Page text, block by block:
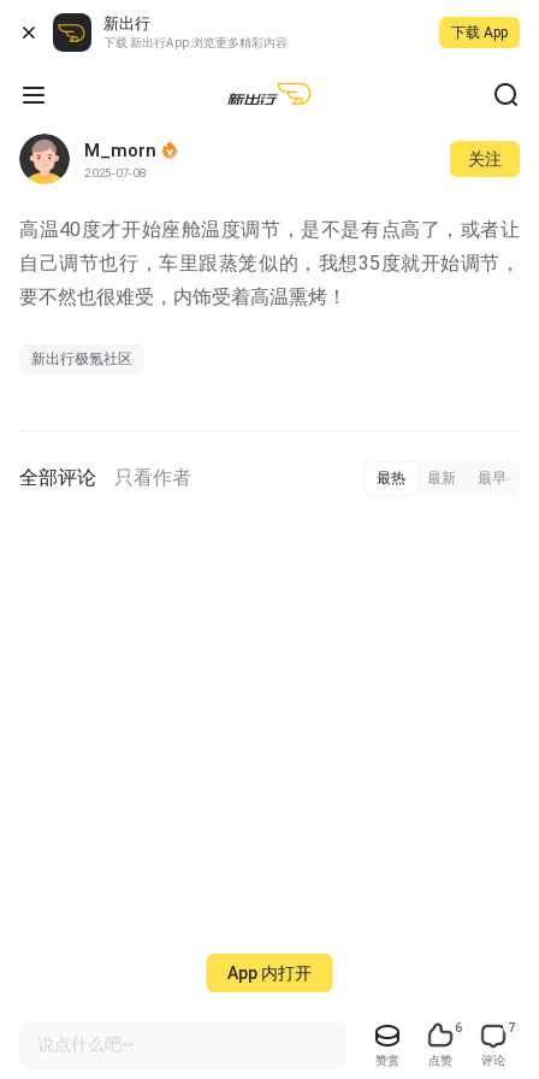
新出行
下载 新出行App 浏览更多精彩内容
下载 App
M_morn
2025-07-08
关注
高温40度才开始座舱温度调节，是不是有点高了，或者让
自己调节也行，车里跟蒸笼似的，我想35度就开始调节，
要不然也很难受，内饰受着高温熏烤！
新出行极氪社区
全部评论 只看作者 最热 最新 最早
说点什么吧~
赞赏
6
点赞
7
评论
App 内打开